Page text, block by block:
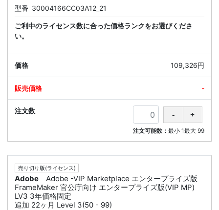
型番 30004166CC03A12_21
ご利中のライセンス数に合った価格ランクをお選びくださ
い。
109,326円
-
注文可能数： 最小 1最大 99
売り切り版(ライセンス)
Adobe
Adobe -VIP Marketplace エンタープライズ版
FrameMaker 官公庁向け エンタープライズ版(VIP MP)
LV3 3年価格固定
追加 22ヶ月 Level 3(50 - 99)